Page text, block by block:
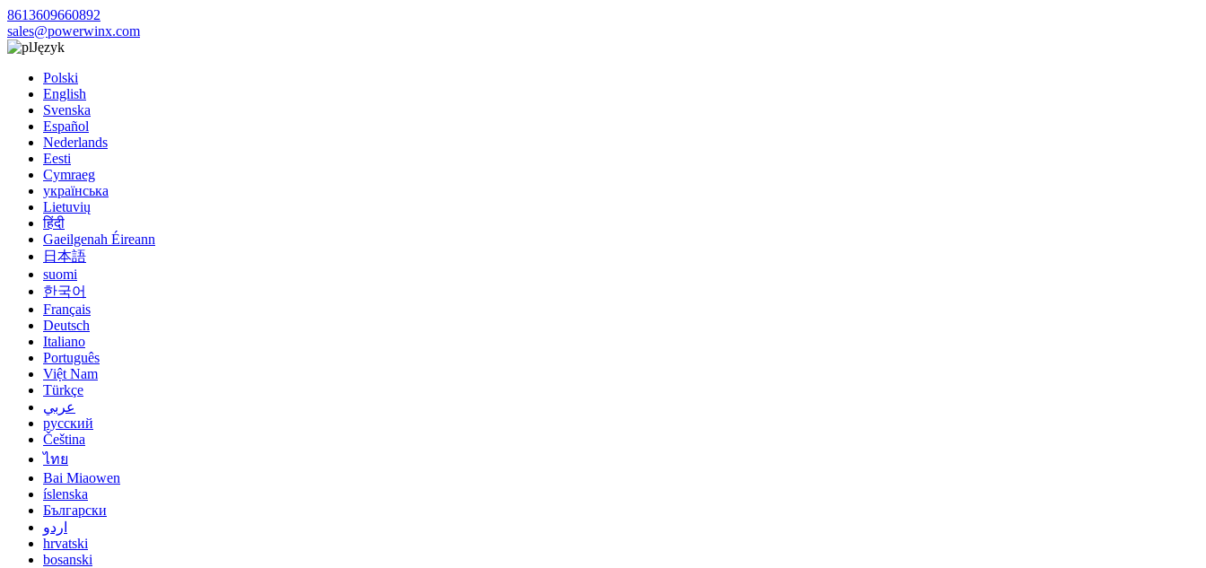
8613609660892
sales@powerwinx.com
Język
Polski
English
Svenska
Español
Nederlands
Eesti
Cymraeg
українська
Lietuvių
हिंदी
Gaeilgenah Éireann
日本語
suomi
한국어
Français
Deutsch
Italiano
Português
Việt Nam
Türkçe
عربي
русский
Čeština
ไทย
Bai Miaowen
íslenska
Български
اردو
hrvatski
bosanski